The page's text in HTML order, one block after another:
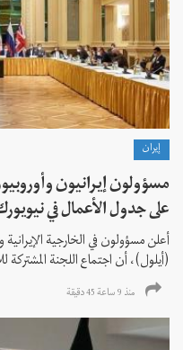
إيران
على جدول الأعمال في
(أيلول)، أن اجتماع اللجنة
منذ 9 ساعة 45 دقیقة